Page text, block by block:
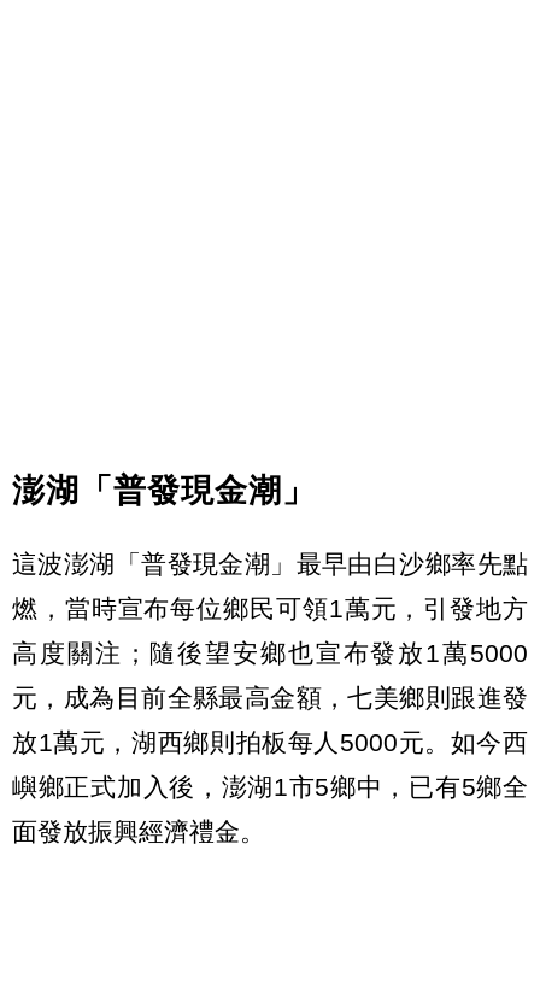
澎湖「普發現金潮」
這波澎湖「普發現金潮」最早由白沙鄉率先點
燃，當時宣布每位鄉民可領1萬元，引發地方
高度關注；隨後望安鄉也宣布發放1萬5000
元，成為目前全縣最高金額，七美鄉則跟進發
放1萬元，湖西鄉則拍板每人5000元。如今西
嶼鄉正式加入後，澎湖1市5鄉中，已有5鄉全
面發放振興經濟禮金。